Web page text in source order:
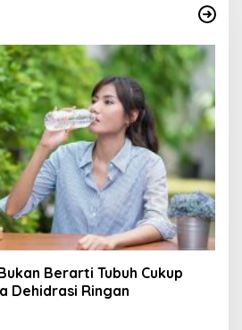
Berarti Tubuh Cukup
Dehidrasi Ringan